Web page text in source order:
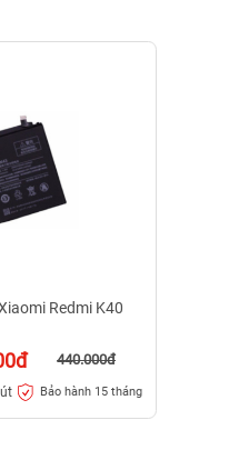
Redmi K40
440.000đ
Bảo hành 15 tháng